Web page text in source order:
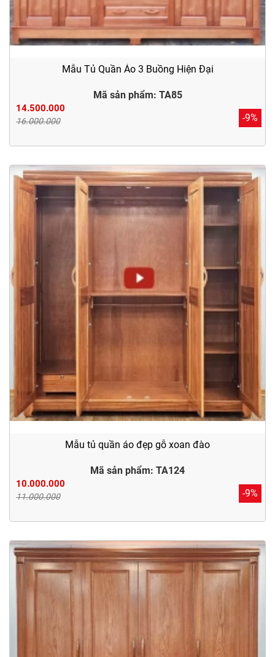
Mẫu Tủ Quần Áo 3 Buồng Hiện Đại
Mã sản phẩm: TA85
14.500.000
16.000.000 -9%
Mẫu tủ quần áo đẹp gỗ xoan đào
Mã sản phẩm: TA124
10.000.000
11.000.000 -9%